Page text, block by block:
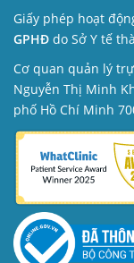
Giấy phép hoạt
GPHĐ do Sở Y tế
Cơ quan quản lý
Nguyễn Thị Minh
phố Hồ Chí Minh